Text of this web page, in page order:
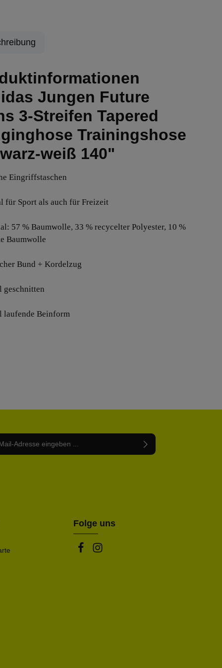
Jungen Future
3-Streifen Tapered
Trainingshose
weiß 140"
Eingriffstaschen
für Sport als auch für Freizeit
57 % Baumwolle, 33 % recycelter Polyester, 10 %
Baumwolle
Bund + Kordelzug
geschnitten
laufende Beinform
Folge uns